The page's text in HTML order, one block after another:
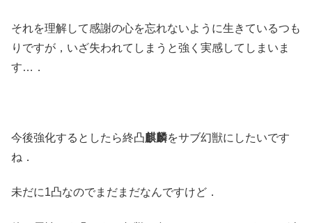
それを理解して感謝の心を忘れないように生きているつも
りですが，いざ失われてしまうと強く実感してしまいま
す…．
今後強化するとしたら終凸 麒麟をサブ幻獣にしたいです
ね．
未だに1凸なのでまだまだなんですけど．